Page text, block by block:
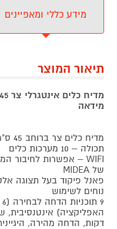
מידע כללי ומאפיינים
תיאור המוצר
מידאה
מדיח כלים צר ברוחב 45 ס"מ להתקנה בנויה
תכולה – 10 מערכות כלים
של MIDEA
פאנל פיקוד בעל תצוגה
נוחים לשימוש
דקות, הדחה מהירה,